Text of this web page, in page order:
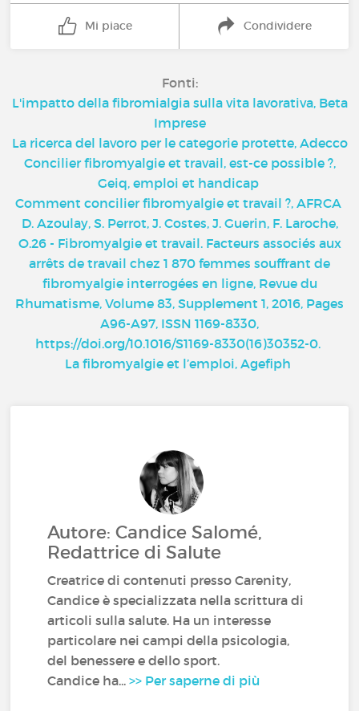
Mi piace Condividere
Fonti:
L'impatto della fibromialgia sulla vita lavorativa, Beta
Imprese
La ricerca del lavoro per le categorie protette, Adecco
Concilier fibromyalgie et travail, est-ce possible ?,
Geiq, emploi et handicap
Comment concilier fibromyalgie et travail ?, AFRCA
D. Azoulay, S. Perrot, J. Costes, J. Guerin, F. Laroche,
O.26 - Fibromyalgie et travail. Facteurs associés aux
arrêts de travail chez 1 870 femmes souffrant de
fibromyalgie interrogées en ligne, Revue du
Rhumatisme, Volume 83, Supplement 1, 2016, Pages
A96-A97, ISSN 1169-8330,
https://doi.org/10.1016/S1169-8330(16)30352-0.
La fibromyalgie et l’emploi, Agefiph
Autore: Candice Salomé,
Redattrice di Salute
Creatrice di contenuti presso Carenity,
Candice è specializzata nella scrittura di
articoli sulla salute. Ha un interesse
particolare nei campi della psicologia,
del benessere e dello sport.
Candice ha...>> Per saperne di più